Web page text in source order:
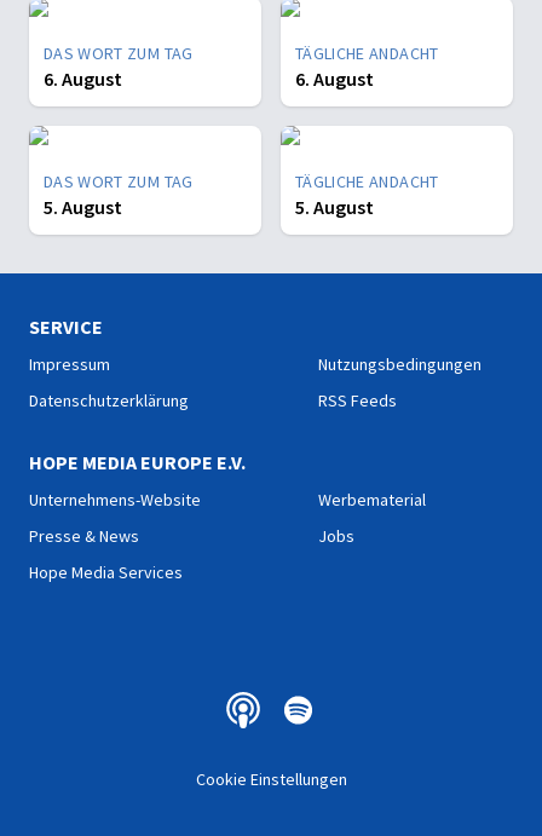
DAS WORT ZUM TAG
6. August
TÄGLICHE ANDACHT
6. August
DAS WORT ZUM TAG
5. August
TÄGLICHE ANDACHT
5. August
SERVICE
Impressum
Datenschutzerklärung
Nutzungsbedingungen
RSS Feeds
HOPE MEDIA EUROPE E.V.
Unternehmens-Website
Presse & News
Hope Media Services
Werbematerial
Jobs
Cookie Einstellungen